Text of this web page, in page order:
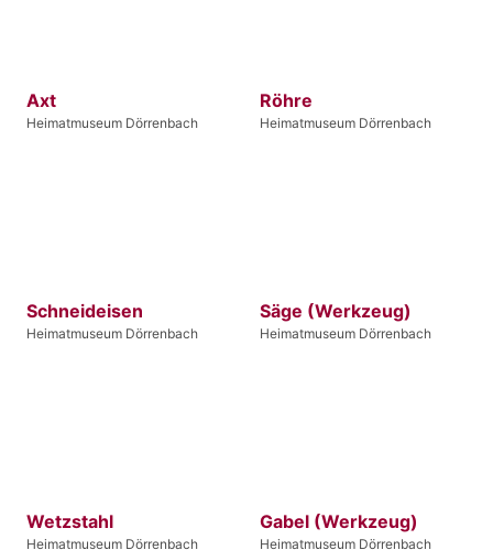
Axt
Heimatmuseum Dörrenbach
Röhre
Heimatmuseum Dörrenbach
Schneideisen
Heimatmuseum Dörrenbach
Säge (Werkzeug)
Heimatmuseum Dörrenbach
Wetzstahl
Heimatmuseum Dörrenbach
Gabel (Werkzeug)
Heimatmuseum Dörrenbach